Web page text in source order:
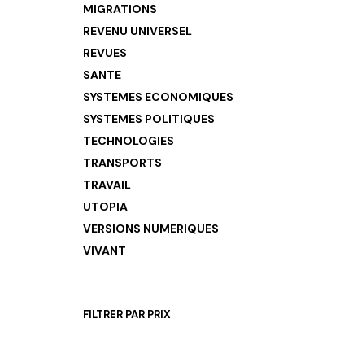
MIGRATIONS
REVENU UNIVERSEL
REVUES
SANTE
SYSTEMES ECONOMIQUES
SYSTEMES POLITIQUES
TECHNOLOGIES
TRANSPORTS
TRAVAIL
UTOPIA
VERSIONS NUMERIQUES
VIVANT
FILTRER PAR PRIX